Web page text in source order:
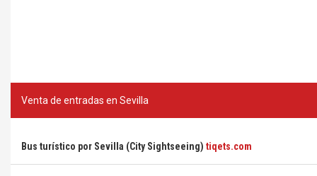
Venta de entradas en Sevilla
Bus turístico por Sevilla (City Sightseeing) tiqets.com